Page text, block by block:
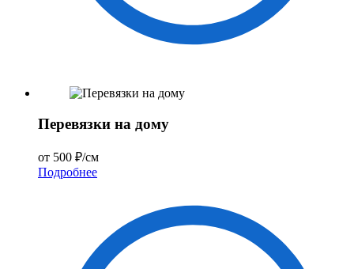
Перевязки на дому
от 500 ₽/см
Подробнее